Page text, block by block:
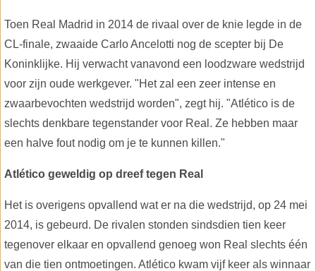
Toen Real Madrid in 2014 de rivaal over de knie legde in de
CL-finale, zwaaide Carlo Ancelotti nog de scepter bij De
Koninklijke. Hij verwacht vanavond een loodzware wedstrijd
voor zijn oude werkgever. "Het zal een zeer intense en
zwaarbevochten wedstrijd worden", zegt hij. "Atlético is de
slechts denkbare tegenstander voor Real. Ze hebben maar
een halve fout nodig om je te kunnen killen."
Atlético geweldig op dreef tegen Real
Het is overigens opvallend wat er na die wedstrijd, op 24 mei
2014, is gebeurd. De rivalen stonden sindsdien tien keer
tegenover elkaar en opvallend genoeg won Real slechts één
van die tien ontmoetingen. Atlético kwam vijf keer als winnaar